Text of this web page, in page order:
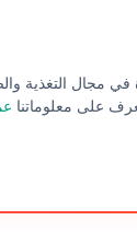
في مجال التغذية
على معلوماتنا